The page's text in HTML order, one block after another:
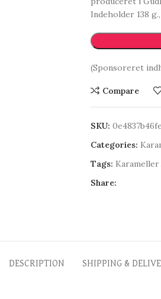
Indeholder 138
(Sponsoreret
Compare
SKU:
Categories:
Tags: Karameller,
Share:
DESCRIPTION SHIPPING &